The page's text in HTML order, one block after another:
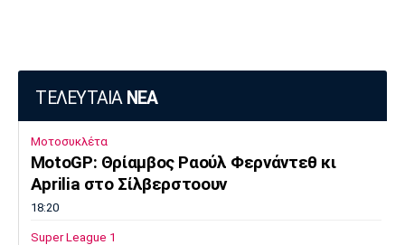
ΤΕΛΕΥΤΑΙΑ ΝΕΑ
Μοτοσυκλέτα
MotoGP: Θρίαμβος Ραούλ Φερνάντεθ κι
Aprilia στο Σίλβερστοουν
18:20
Super League 1